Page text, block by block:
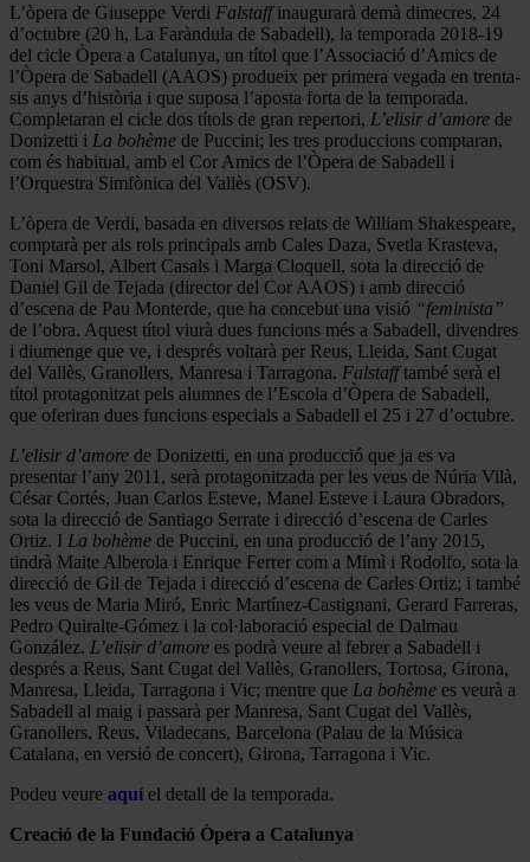
L’òpera de Giuseppe Verdi Falstaffinaugurarà demà dimecres, 24
d’octubre (20 h, La Faràndula de Sabadell), la temporada 2018-19
del cicle Òpera a Catalunya, un títol que l’Associació d’Amics de
l’Òpera de Sabadell (AAOS) produeix per primera vegada en trenta-
sis anys d’història i que suposa l’aposta forta de la temporada.
Completaran el cicle dos títols de gran repertori, L’elisir d’amore de
Donizetti i La bohème de Puccini; les tres produccions comptaran,
com és habitual, amb el Cor Amics de l’Òpera de Sabadell i
l’Orquestra Simfònica del Vallès (OSV).
L’òpera de Verdi, basada en diversos relats de William Shakespeare,
comptarà per als rols principals amb Cales Daza, Svetla Krasteva,
Toni Marsol, Albert Casals i Marga Cloquell, sota la direcció de
Daniel Gil de Tejada (director del Cor AAOS) i amb direcció
d’escena de Pau Monterde, que ha concebut una visió “feminista”
de l’obra. Aquest títol viurà dues funcions més a Sabadell, divendres
i diumenge que ve, i després voltarà per Reus, Lleida, Sant Cugat
del Vallès, Granollers, Manresa i Tarragona. Falstafftambé serà el
títol protagonitzat pels alumnes de l’Escola d’Òpera de Sabadell,
que oferiran dues funcions especials a Sabadell el 25 i 27 d’octubre.
L’elisir d’amore de Donizetti, en una producció que ja es va
presentar l’any 2011, serà protagonitzada per les veus de Núria Vilà,
César Cortés, Juan Carlos Esteve, Manel Esteve i Laura Obradors,
sota la direcció de Santiago Serrate i direcció d’escena de Carles
Ortiz. I La bohème de Puccini, en una producció de l’any 2015,
tindrà Maite Alberola i Enrique Ferrer com a Mimì i Rodolfo, sota la
direcció de Gil de Tejada i direcció d’escena de Carles Ortiz; i també
les veus de Maria Miró, Enric Martínez-Castignani, Gerard Farreras,
Pedro Quiralte-Gómez i la col·laboració especial de Dalmau
González. L’elisir d’amore es podrà veure al febrer a Sabadell i
després a Reus, Sant Cugat del Vallès, Granollers, Tortosa, Girona,
Manresa, Lleida, Tarragona i Vic; mentre que La bohème es veurà a
Sabadell al maig i passarà per Manresa, Sant Cugat del Vallès,
Granollers, Reus, Viladecans, Barcelona (Palau de la Música
Catalana, en versió de concert), Girona, Tarragona i Vic.
Podeu veure aquí el detall de la temporada.
Creació de la Fundació Òpera a Catalunya